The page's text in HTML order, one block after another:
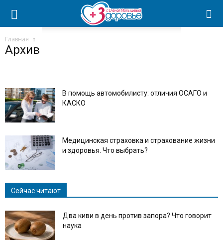
Главная
Архив
В помощь автомобилисту: отличия ОСАГО и
КАСКО
Медицинская страховка и страхование жизни
и здоровья. Что выбрать?
Сейчас читают
Два киви в день против запора? Что говорит
наука